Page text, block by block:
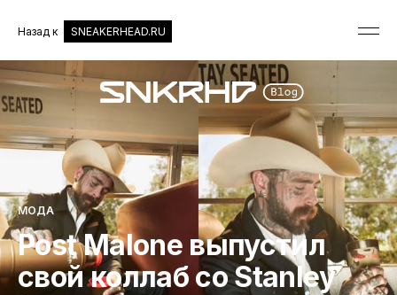
Назад к SNEAKERHEAD.RU
МОДА
Post Malone выпустил
свой коллаб со Stanley